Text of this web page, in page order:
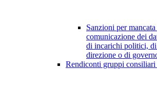
Sanzioni per
comunicazione dei
di incarichi politici,
direzione o di
Rendiconti gruppi